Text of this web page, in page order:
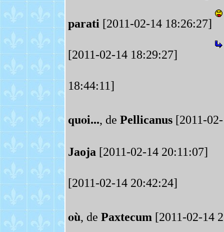
parati [2011-02-14 18:26:27]
[2011-02-14 18:29:27]
18:44:11]
quoi..., de Pellicanus[2011-
Jaoja [2011-02-14 20:11:07]
[2011-02-14 20:42:24]
où, de Paxtecum [2011-02-14